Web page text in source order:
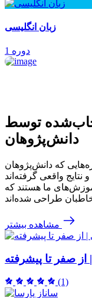
زبان انگلیسی
1 دوره
توسط
دانش‌پژوهان
که دانش‌پژوهان
ما هستند که
طراحی شده‌اند
مشاهده بیشتر
صفر تا پیشرفته
(1)